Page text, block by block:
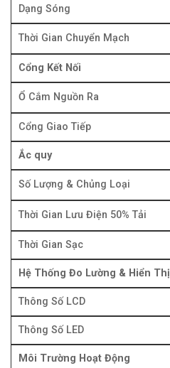
Dạng Sóng
Thời Gian Chuyển Mạch
Cổng Kết Nối
Ổ Cắm Nguồn Ra
Cổng Giao Tiếp
Ắc quy
Số Lượng & Chủng Loại
Thời Gian Lưu Điện 50% Tải
Thời Gian Sạc
Hệ Thống Đo Lường & Hiển Thị
Thông Số LCD
Thông Số LED
Môi Trường Hoạt Động